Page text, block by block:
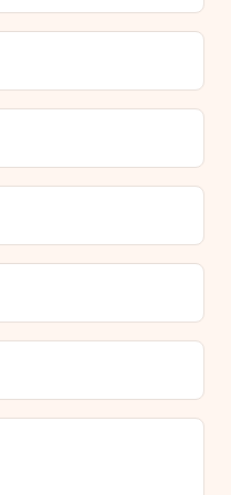
Vi leverer våre gaver
og frakt
leveringsdato.
til gaven. Du kan
din denne dagen.
velge mellom?
leveringsalternativ.
en pakke eller som
alternativ bestillingen din
kundeservice.